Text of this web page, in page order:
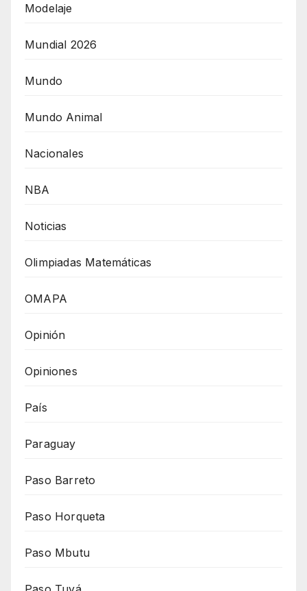
Modelaje
Mundial 2026
Mundo
Mundo Animal
Nacionales
NBA
Noticias
Olimpiadas Matemáticas
OMAPA
Opinión
Opiniones
País
Paraguay
Paso Barreto
Paso Horqueta
Paso Mbutu